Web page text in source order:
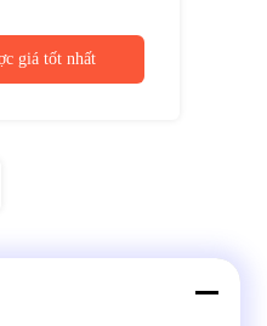
giá tốt nhất